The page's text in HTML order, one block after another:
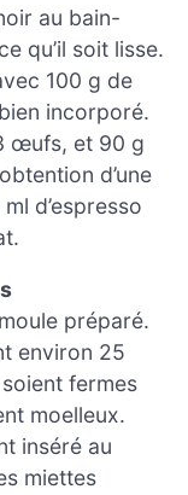
au bain-
qu’il soit lisse.
100 g de
incorporé.
œufs, et 90 g
d’une
d’espresso
préparé.
environ 25
fermes
moelleux.
inséré au
miettes